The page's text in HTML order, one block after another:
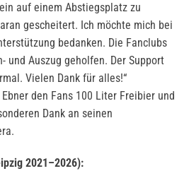
auf einem Abstiegsplatz zu
gescheitert. Ich möchte mich bei
bedanken. Die Fanclubs
und Auszug geholfen. Der Support
Vielen Dank für alles!“
den Fans 100 Liter Freibier und
Dank an seinen
2021–2026):